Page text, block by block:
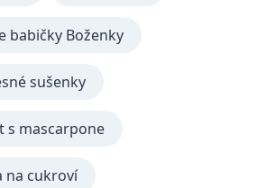
babičky Boženky
sušenky
s mascarpone
na cukroví